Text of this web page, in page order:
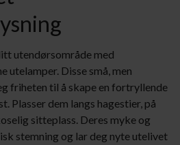
utendørsområde med
Disse små, men
friheten til å skape en fortryllende
Plasser dem langs hagestier, på
sitteplass. Deres myke og
stemning og lar deg nyte utelivet